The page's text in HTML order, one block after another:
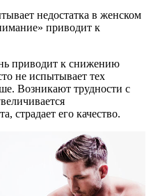
недостатка в женском
приводит к
приводит к снижению
не испытывает тех
Возникают трудности с
страдает его качество.